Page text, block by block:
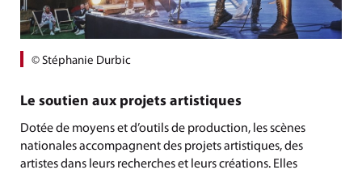
© Stéphanie Durbic
Le soutien aux projets artistiques
Dotée de moyens et d’outils de production, les scènes
nationales accompagnent des projets artistiques, des
artistes dans leurs recherches et leurs créations. Elles